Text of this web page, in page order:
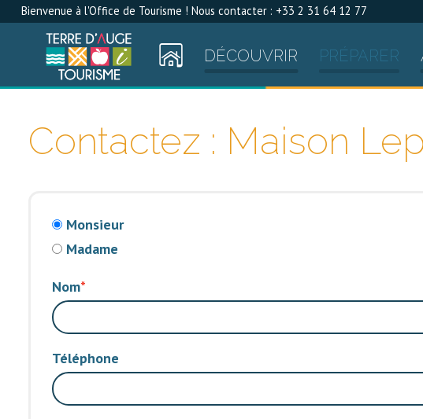
Bienvenue à l'Office de Tourisme ! Nous contacter : +33 2 31 64 12 77
DÉCOUVRIR PRÉPARER
Contactez : Maison
Monsieur
Madame
Nom
Téléphone